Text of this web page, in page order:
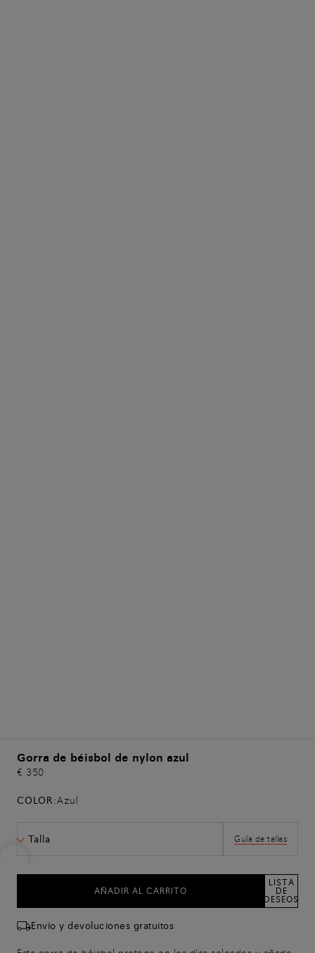
Gorra de béisbol de nylon azul
€ 350
COLOR:Azul
Talla Guía de tallas
AÑADIR AL CARRITO
LISTA
DE
DESEOS
Envío y devoluciones gratuitos